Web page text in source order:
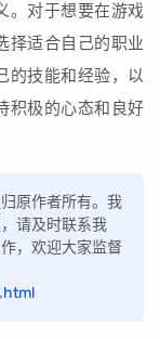
。对于想要在游戏
择适合自己的职业
的技能和经验，以
积极的心态和良好
原作者所有。我
请及时联系我
，欢迎大家监督